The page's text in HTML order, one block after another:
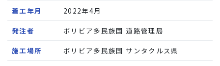
着工年月 2022年4月
発注者 ボリビア多民族国 道路管理局
施工場所 ボリビア多民族国 サンタクルス県